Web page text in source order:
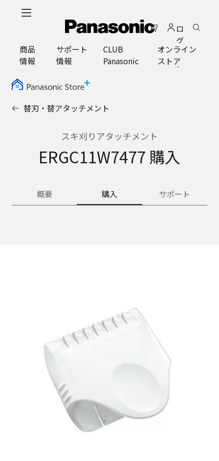
ロ
グ
イ
ン
商品
情報
サポート
情報
CLUB
Panasonic
オンライン
ストア
替刃・替アタッチメント
スキ刈りアタッチメント
ERGC11W7477 購入
概要 購入 サポート